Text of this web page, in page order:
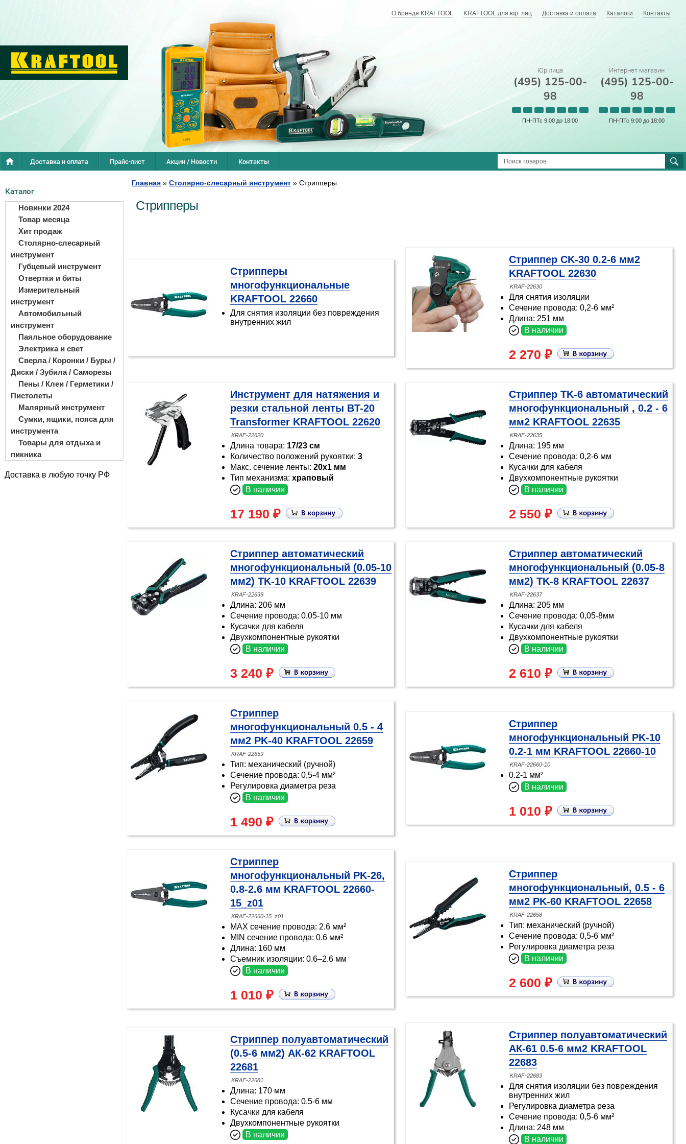
О бренде KRAFTOOL KRAFTOOL для юр. лиц Доставка и оплата Каталоги Контакты
Юр.лица
(495) 125-00-
98
ПН-ПТс 9:00 до 18:00
Интернет магазин
(495) 125-00-
98
ПН-ПТс 9:00 до 18:00
Доставка и оплата Прайс-лист Акции / Новости Контакты
Каталог
Новинки 2024
Товар месяца
Хит продаж
Столярно-слесарный
инструмент
Губцевый инструмент
Отвертки и биты
Измерительный
инструмент
Автомобильный
инструмент
Паяльное оборудование
Электрика и свет
Сверла / Коронки / Буры /
Диски / Зубила / Саморезы
Пены / Клеи / Герметики /
Пистолеты
Малярный инструмент
Сумки, ящики, пояса для
инструмента
Товары для отдыха и
пикника
Доставка в любую точку РФ
Главная » Столярно-слесарный инструмент » Стрипперы
Стрипперы
Стрипперы
многофункциональные
KRAFTOOL 22660
Для снятия изоляции без повреждения
внутренних жил
Cтриппер CK-30 0.2-6 мм2
KRAFTOOL 22630
KRAF-22630
Для снятия изоляции
Сечение провода: 0,2-6 мм²
Длина: 251 мм
В наличии
2 270 ₽
Инструмент для натяжения и
резки стальной ленты BT-20
Transformer KRAFTOOL 22620
KRAF-22620
Длина товара: 17/23 см
Количество положений рукоятки: 3
Макс. сечение ленты: 20х1 мм
Тип механизма: храповый
В наличии
17 190 ₽
Стриппер TK-6 автоматический
многофункциональный , 0.2 - 6
мм2 KRAFTOOL 22635
KRAF-22635
Длина: 195 мм
Сечение провода: 0,2-6 мм
Кусачки для кабеля
Двухкомпонентные рукоятки
В наличии
2 550 ₽
Стриппер автоматический
многофункциональный (0.05-10
мм2) TK-10 KRAFTOOL 22639
KRAF-22639
Длина: 206 мм
Сечение провода: 0,05-10 мм
Кусачки для кабеля
Двухкомпонентные рукоятки
В наличии
3 240 ₽
Стриппер автоматический
многофункциональный (0.05-8
мм2) TK-8 KRAFTOOL 22637
KRAF-22637
Длина: 205 мм
Сечение провода: 0,05-8мм
Кусачки для кабеля
Двухкомпонентные рукоятки
В наличии
2 610 ₽
Стриппер
многофункциональный 0.5 - 4
мм2 PK-40 KRAFTOOL 22659
KRAF-22659
Тип: механический (ручной)
Сечение провода: 0,5-4 мм²
Регулировка диаметра реза
В наличии
1 490 ₽
Стриппер
многофункциональный PK-10
0.2-1 мм KRAFTOOL 22660-10
KRAF-22660-10
0.2-1 мм²
В наличии
1 010 ₽
Стриппер
многофункциональный PK-26,
0.8-2.6 мм KRAFTOOL 22660-
15_z01
KRAF-22660-15_z01
MAX сечение провода: 2.6 мм²
MIN сечение провода: 0.6 мм²
Длина: 160 мм
Съемник изоляции: 0.6–2.6 мм
В наличии
1 010 ₽
Стриппер
многофункциональный, 0.5 - 6
мм2 PK-60 KRAFTOOL 22658
KRAF-22658
Тип: механический (ручной)
Сечение провода: 0,5-6 мм²
Регулировка диаметра реза
В наличии
2 600 ₽
Стриппер полуавтоматический
(0.5-6 мм2) АК-62 KRAFTOOL
22681
KRAF-22681
Длина: 170 мм
Сечение провода: 0,5-6 мм
Кусачки для кабеля
Двухкомпонентные рукоятки
В наличии
Стриппер полуавтоматический
АК-61 0.5-6 мм2 KRAFTOOL
22683
KRAF-22683
Для снятия изоляции без повреждения
внутренних жил
Регулировка диаметра реза
Сечение провода: 0,5-6 мм²
Длина: 248 мм
В наличии